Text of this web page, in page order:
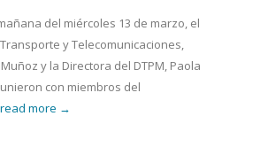
del miércoles 13 de marzo, el
y Telecomunicaciones,
y la Directora del DTPM, Paola
con miembros del
read more →